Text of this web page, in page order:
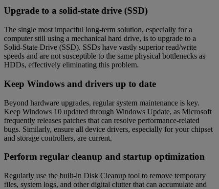
Upgrade to a solid-state drive (SSD)
The single most impactful long-term solution, especially for a
computer still using a mechanical hard drive, is to upgrade to a
Solid-State Drive (SSD). SSDs have vastly superior read/write
speeds and are not susceptible to the same physical bottlenecks as
HDDs, effectively eliminating this problem.
Keep Windows and drivers up to date
Beyond hardware upgrades, regular system maintenance is key.
Keep Windows 10 updated through Windows Update, as Microsoft
frequently releases patches that can resolve performance-related
bugs. Similarly, ensure all device drivers, especially for your chipset
and storage controllers, are current.
Perform regular cleanup and startup optimization
Regularly use the built-in Disk Cleanup tool to remove temporary
files, system logs, and other digital clutter that can accumulate and